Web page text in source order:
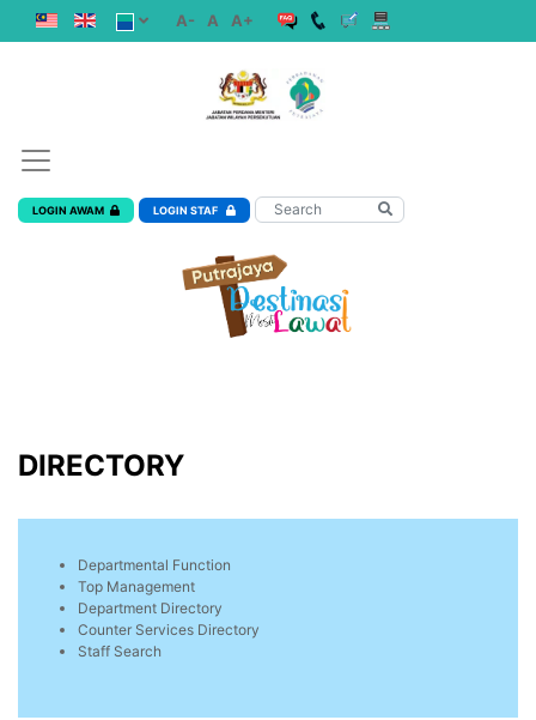
A- A A+
LOGIN AWAM LOGIN STAF
DIRECTORY
Departmental Function
Top Management
Department Directory
Counter Services Directory
Staff Search